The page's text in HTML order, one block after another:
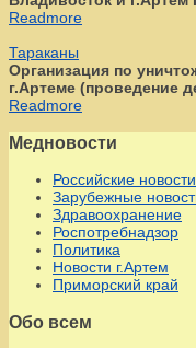
Readmore
Тараканы
Организация по
г.Артеме (проведение
Readmore
Медновости
Российские новости
Зарубежные
Здравоохранение
Роспотребнадзор
Политика
Новости г.Артем
Приморский край
Обо всем